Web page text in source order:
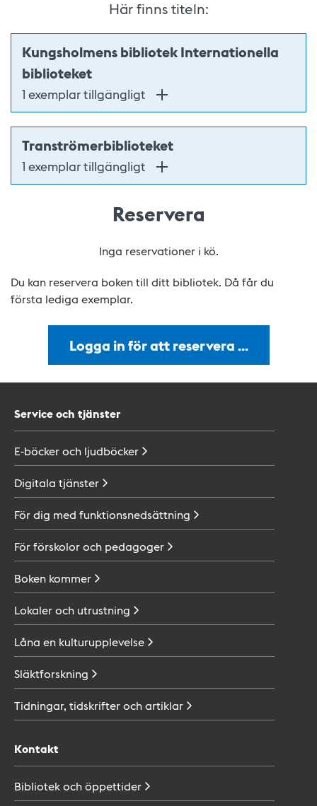
Här finns titeln:
Kungsholmens bibliotek Internationella
biblioteket
1 exemplar tillgängligt
Tranströmerbiblioteket
1 exemplar tillgängligt
Reservera
Inga reservationer i kö.
Du kan reservera boken till ditt bibliotek. Då får du
första lediga exemplar.
Logga in för att reservera …
Service och tjänster
E-böcker och ljudböcker
Digitala tjänster
För dig med funktionsnedsättning
För förskolor och pedagoger
Boken kommer
Lokaler och utrustning
Låna en kulturupplevelse
Släktforskning
Tidningar, tidskrifter ochartiklar
Kontakt
Bibliotek ochöppettider